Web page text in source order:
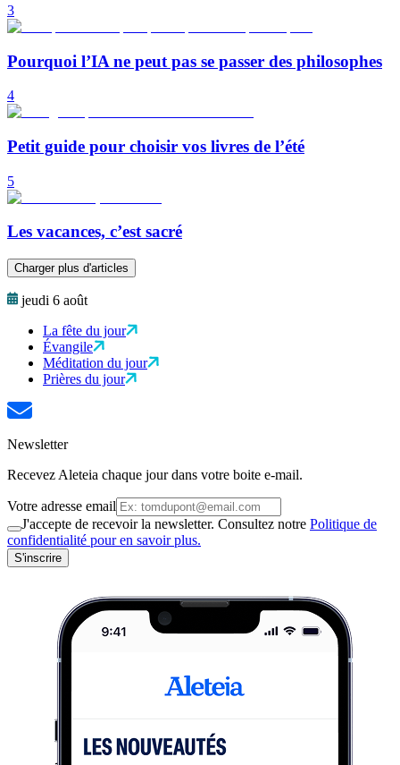
3
Pourquoi l’IA ne peut pas se passer des philosophes
4
Petit guide pour choisir vos livres de l’été
5
Les vacances, c’est sacré
Charger plus d'articles
jeudi 6 août
La fête du jour
Évangile
Méditation du jour
Prières du jour
Newsletter
Recevez Aleteia chaque jour dans votre boite e-mail.
Votre adresse email
J'accepte de recevoir la newsletter. Consultez notre Politique de
confidentialité pour en savoir plus.
S'inscrire